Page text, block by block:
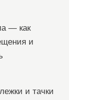
— как
и
и тачки